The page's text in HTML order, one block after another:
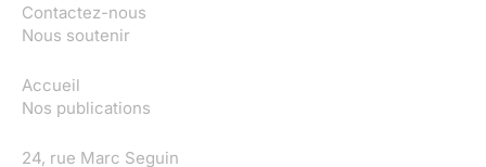
Contactez-nous
Nous soutenir
Accueil
Nos publications
24, rue Marc Seguin